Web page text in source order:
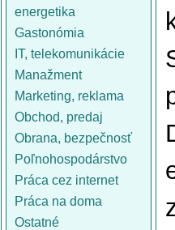
energetika
Gastonómia
IT, telekomunikácie
Manažment
Marketing, reklama
Obchod, predaj
Obrana, bezpečnosť
Poľnohospodárstvo
Práca cez internet
Práca na doma
Ostatné